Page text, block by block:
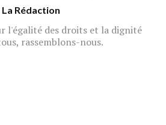
Rédaction
l'égalité des droits et la dignité
rassemblons-nous.